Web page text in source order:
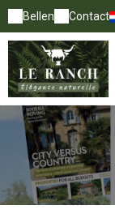
Bellen Contact